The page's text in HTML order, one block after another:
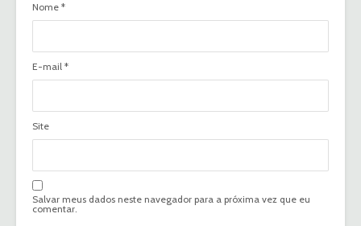
Nome *
E-mail *
Site
Salvar meus dados neste navegador para a próxima vez que eu
comentar.